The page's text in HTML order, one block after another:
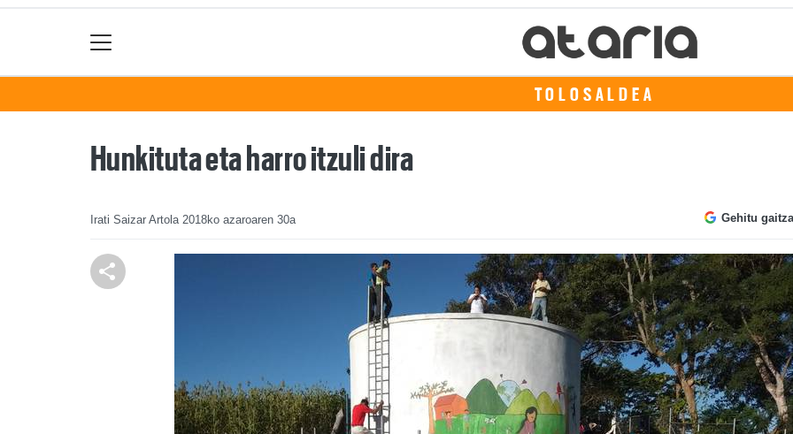
TOLOSALDEA
Hunkituta eta harro itzuli dira
Irati Saizar Artola 2018ko azaroaren 30a Gehitu